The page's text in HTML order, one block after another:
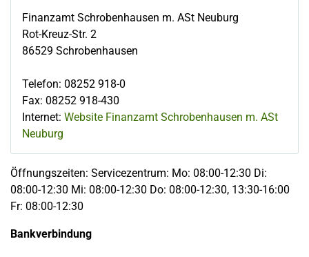
Finanzamt Schrobenhausen m. ASt Neuburg
Rot-Kreuz-Str. 2
86529 Schrobenhausen
Telefon: 08252 918-0
Fax: 08252 918-430
Internet: Website Finanzamt Schrobenhausen m. ASt
Neuburg
Öffnungszeiten: Servicezentrum: Mo: 08:00-12:30 Di:
08:00-12:30 Mi: 08:00-12:30 Do: 08:00-12:30, 13:30-16:00
Fr: 08:00-12:30
Bankverbindung